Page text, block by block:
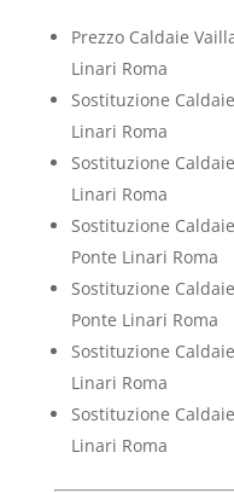
Prezzo Caldaie
Linari Roma
Sostituzione
Linari Roma
Sostituzione
Linari Roma
Sostituzione
Ponte Linari Roma
Sostituzione
Ponte Linari Roma
Sostituzione
Linari Roma
Sostituzione
Linari Roma